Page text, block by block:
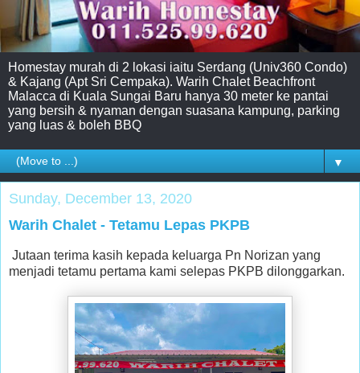
Homestay murah di 2 lokasi iaitu Serdang (Univ360 Condo)
& Kajang (Apt Sri Cempaka). Warih Chalet Beachfront
Malacca di Kuala Sungai Baru hanya 30 meter ke pantai
yang bersih & nyaman dengan suasana kampung, parking
yang luas & boleh BBQ
▼
Sunday, December 13, 2020
Warih Chalet - Tetamu Lepas PKPB
Jutaan terima kasih kepada keluarga Pn Norizan yang
menjadi tetamu pertama kami selepas PKPB dilonggarkan.